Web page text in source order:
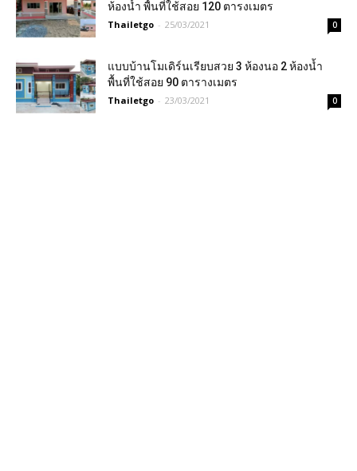
ห้องน้ำ พื้นที่ใช้สอย 120 ตารงเมตร
Thailetgo - 25/03/2021 0
แบบบ้านโมเดิร์นเรียบสวย 3 ห้องนอ 2 ห้องน้ำ
พื้นที่ใช้สอย 90 ตารางเมตร
Thailetgo - 23/03/2021 0